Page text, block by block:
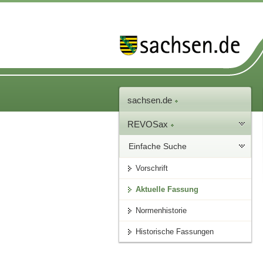
sachsen.de
REVOSax
Einfache Suche
Vorschrift
Aktuelle Fassung
Normenhistorie
Historische Fassungen